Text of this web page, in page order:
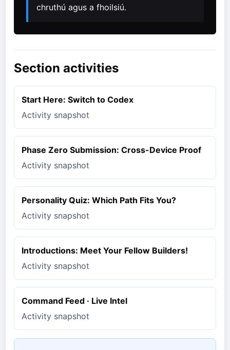
chruthú agus a fhoilsiú.
Section activities
Start Here: Switch to Codex
Activity snapshot
Phase Zero Submission: Cross-Device Proof
Activity snapshot
Personality Quiz: Which Path Fits You?
Activity snapshot
Introductions: Meet Your Fellow Builders!
Activity snapshot
Command Feed · Live Intel
Activity snapshot